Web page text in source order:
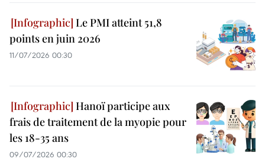
Le PMI atteint 51,8
points en juin 2026
11/07/2026 00:30
Hanoï participe aux
frais de traitement de la myopie pour
les 18-35 ans
09/07/2026 00:30